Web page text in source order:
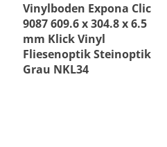
Vinylboden Expona Clic
9087 609.6 x 304.8 x 6.5
mm Klick Vinyl
Fliesenoptik Steinoptik
Grau NKL34